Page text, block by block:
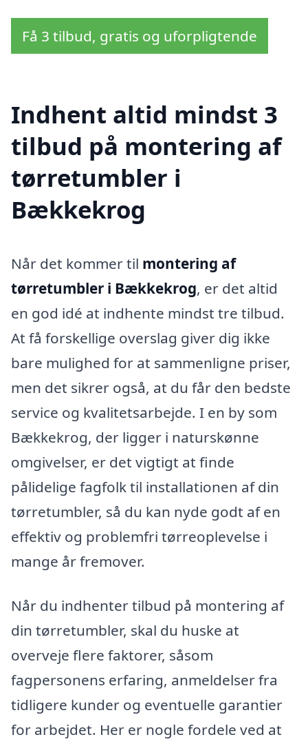
Få 3 tilbud, gratis og uforpligtende
Indhent altid mindst 3
tilbud på montering af
tørretumbler i
Bækkekrog
Når det kommer til montering af
tørretumbler i Bækkekrog, er det altid
en god idé at indhente mindst tre tilbud.
At få forskellige overslag giver dig ikke
bare mulighed for at sammenligne priser,
men det sikrer også, at du får den bedste
service og kvalitetsarbejde. I en by som
Bækkekrog, der ligger i naturskønne
omgivelser, er det vigtigt at finde
pålidelige fagfolk til installationen af din
tørretumbler, så du kan nyde godt af en
effektiv og problemfri tørreoplevelse i
mange år fremover.
Når du indhenter tilbud på montering af
din tørretumbler, skal du huske at
overveje flere faktorer, såsom
fagpersonens erfaring, anmeldelser fra
tidligere kunder og eventuelle garantier
for arbejdet. Her er nogle fordele ved at